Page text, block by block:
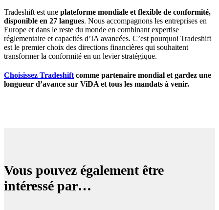
Tradeshift est une plateforme mondiale et flexible de conformité,
disponible en 27 langues. Nous accompagnons les entreprises en
Europe et dans le reste du monde en combinant expertise
réglementaire et capacités d’IA avancées. C’est pourquoi Tradeshift
est le premier choix des directions financières qui souhaitent
transformer la conformité en un levier stratégique.
Choisissez Tradeshift comme partenaire mondial et gardez une
longueur d’avance sur ViDA et tous les mandats à venir.
Vous pouvez également être
intéressé par…